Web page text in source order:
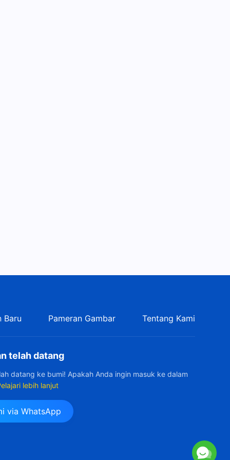
(Bagian Tiga)
Baru Pameran Gambar Tentang Kami
telah datang
datang ke bumi! Apakah Anda ingin masuk ke dalam
lebih lanjut
via WhatsApp